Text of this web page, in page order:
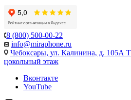
8 (800) 500-00-22
info@miraphone.ru
Чебоксары, ул. Калинина, д.
цокольный этаж
Вконтакте
YouTube